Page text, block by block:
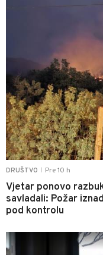
DRUŠTVO Pre 10 h
Vjetar ponovo
savladali: Požar
pod kontrolu